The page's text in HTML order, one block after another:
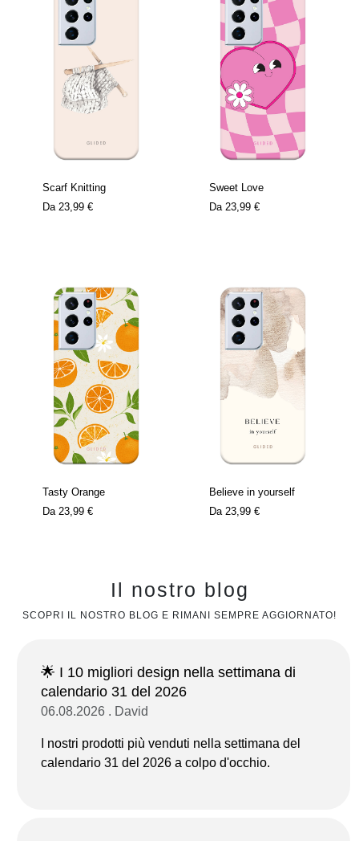
Scarf Knitting
Da 23,99 €
Sweet Love
Da 23,99 €
Tasty Orange
Da 23,99 €
Believe in yourself
Da 23,99 €
Il nostro blog
SCOPRI IL NOSTRO BLOG E RIMANI SEMPRE AGGIORNATO!
🌟 I 10 migliori design nella settimana di
calendario 31 del 2026
06.08.2026 . David
I nostri prodotti più venduti nella settimana del
calendario 31 del 2026 a colpo d'occhio.